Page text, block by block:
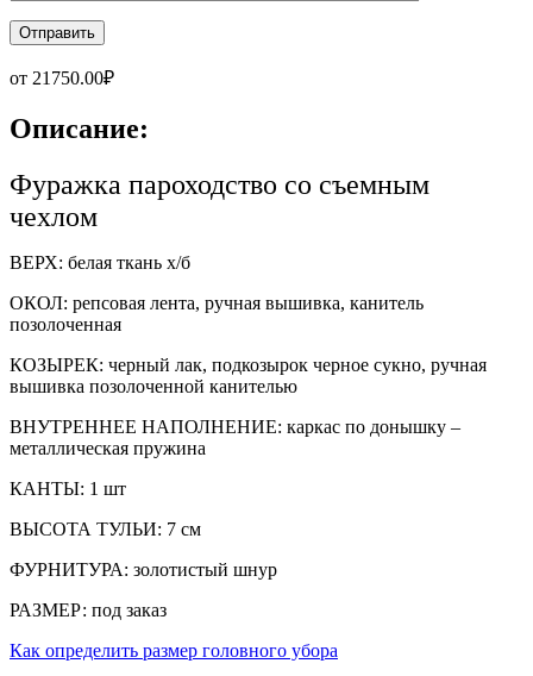
от 21750.00₽
Описание:
Фуражка пароходство со съемным
чехлом
ВЕРХ: белая ткань х/б
ОКОЛ: репсовая лента, ручная вышивка, канитель
позолоченная
КОЗЫРЕК: черный лак, подкозырок черное сукно, ручная
вышивка позолоченной канителью
ВНУТРЕННЕЕ НАПОЛНЕНИЕ: каркас по донышку –
металлическая пружина
КАНТЫ: 1 шт
ВЫСОТА ТУЛЬИ: 7 см
ФУРНИТУРА: золотистый шнур
РАЗМЕР: под заказ
Как определить размер головного убора